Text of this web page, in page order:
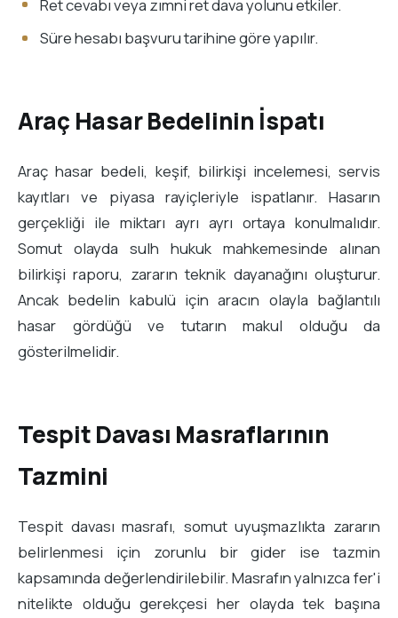
Ret cevabı veya zımni ret dava yolunu etkiler.
Süre hesabı başvuru tarihine göre yapılır.
Araç Hasar Bedelinin İspatı
Araç hasar bedeli, keşif, bilirkişi incelemesi, servis
kayıtları ve piyasa rayiçleriyle ispatlanır. Hasarın
gerçekliği ile miktarı ayrı ayrı ortaya konulmalıdır.
Somut olayda sulh hukuk mahkemesinde alınan
bilirkişi raporu, zararın teknik dayanağını oluşturur.
Ancak bedelin kabulü için aracın olayla bağlantılı
hasar gördüğü ve tutarın makul olduğu da
gösterilmelidir.
Tespit Davası Masraflarının
Tazmini
Tespit davası masrafı, somut uyuşmazlıkta zararın
belirlenmesi için zorunlu bir gider ise tazmin
kapsamında değerlendirilebilir. Masrafın yalnızca fer'i
nitelikte olduğu gerekçesi her olayda tek başına